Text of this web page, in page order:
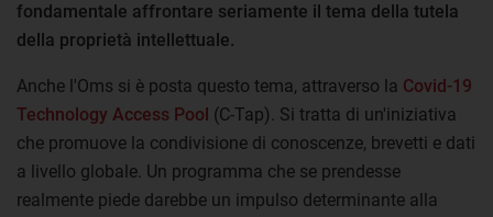
fondamentale affrontare seriamente il tema della tutela
della proprietà intellettuale.
Anche l'Oms si è posta questo tema, attraverso la Covid-19
Technology Access Pool (C-Tap). Si tratta di un'iniziativa
che promuove la condivisione di conoscenze, brevetti e dati
a livello globale. Un programma che se prendesse
realmente piede darebbe un impulso determinante alla